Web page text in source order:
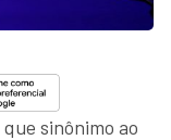
sinônimo ao